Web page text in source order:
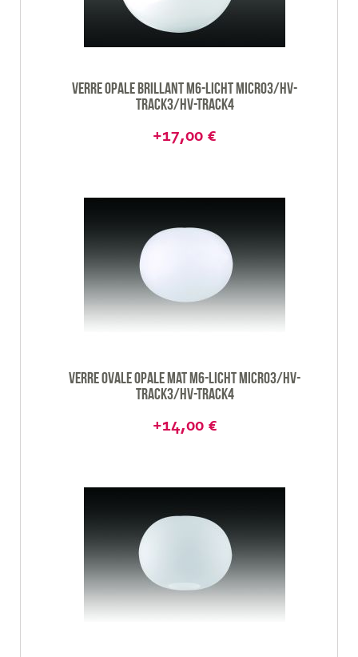
Verre opale brillant M6-Licht Micro3/HV-
Track3/HV-track4
+17,00 €
Verre ovale opale mat M6-Licht Micro3/HV-
Track3/HV-track4
+14,00 €